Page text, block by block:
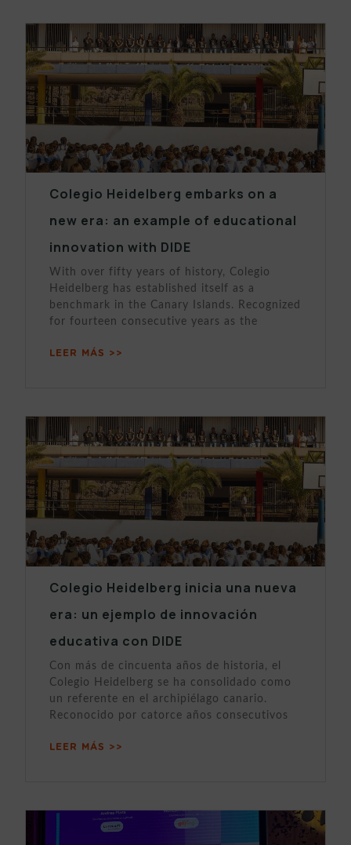
Colegio Heidelberg embarks on a
new era: an example of educational
innovation with DIDE
With over fifty years of history, Colegio
Heidelberg has established itself as a
benchmark in the Canary Islands. Recognized
for fourteen consecutive years as the
LEER MÁS >>
Colegio Heidelberg inicia una nueva
era: un ejemplo de innovación
educativa con DIDE
Con más de cincuenta años de historia, el
Colegio Heidelberg se ha consolidado como
un referente en el archipiélago canario.
Reconocido por catorce años consecutivos
LEER MÁS >>